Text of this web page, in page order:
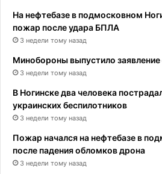
На нефтебазе в подмосковном
пожар после удара БПЛА
3 недели тому назад
Минобороны выпустило
3 недели тому назад
В Ногинске два человека
украинских беспилотников
3 недели тому назад
Пожар начался на нефтебазе в
после падения обломков дрона
3 недели тому назад